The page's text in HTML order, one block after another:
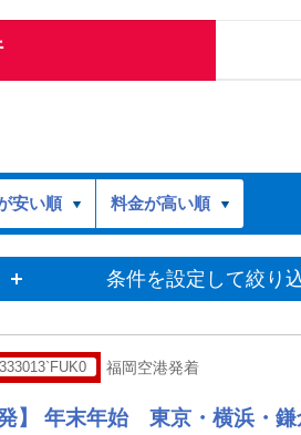
安い順 料金が高い順
条件を設定して絞り
福岡空港発着
発】 年末年始 東京・横浜・